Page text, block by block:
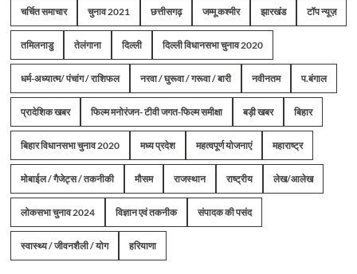
चर्चित समाचार चुनाव 2021 छत्तीसगढ़ जम्मू कश्मीर झारखंड टॉप न्यूज़
तमिलनाडु तेलंगाना दिल्ली दिल्ली विधानसभा चुनाव 2020
धर्म-अध्यात्म/ पंचांग / राशिफल नरवा / घुरूवा / गरूवा / बारी नवीनतम प.बंगाल
प्रादेशिक खबर फिल्म मनोरंजन- टीवी जगत-फिल्म समीक्षा बड़ी खबर बिहार
बिहार विधानसभा चुनाव 2020 मध्य प्रदेश महत्वपूर्ण योजनाएं महाराष्ट्र
मोबाईल / गैजेट्स / तकनीकी मौसम राजस्थान राष्ट्रीय लेख/आलेख
लोकसभा चुनाव 2024 विज्ञान एवं तकनीक संपादक की पसंद
स्वास्थ्य / जीवनशैली / योग हरियाणा